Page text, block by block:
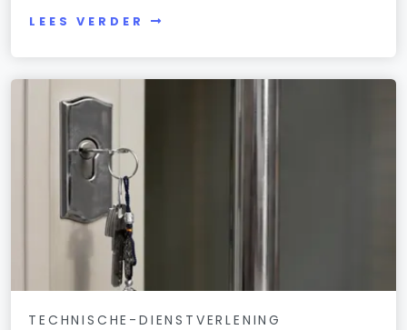
LEES VERDER
TECHNISCHE-DIENSTVERLENING